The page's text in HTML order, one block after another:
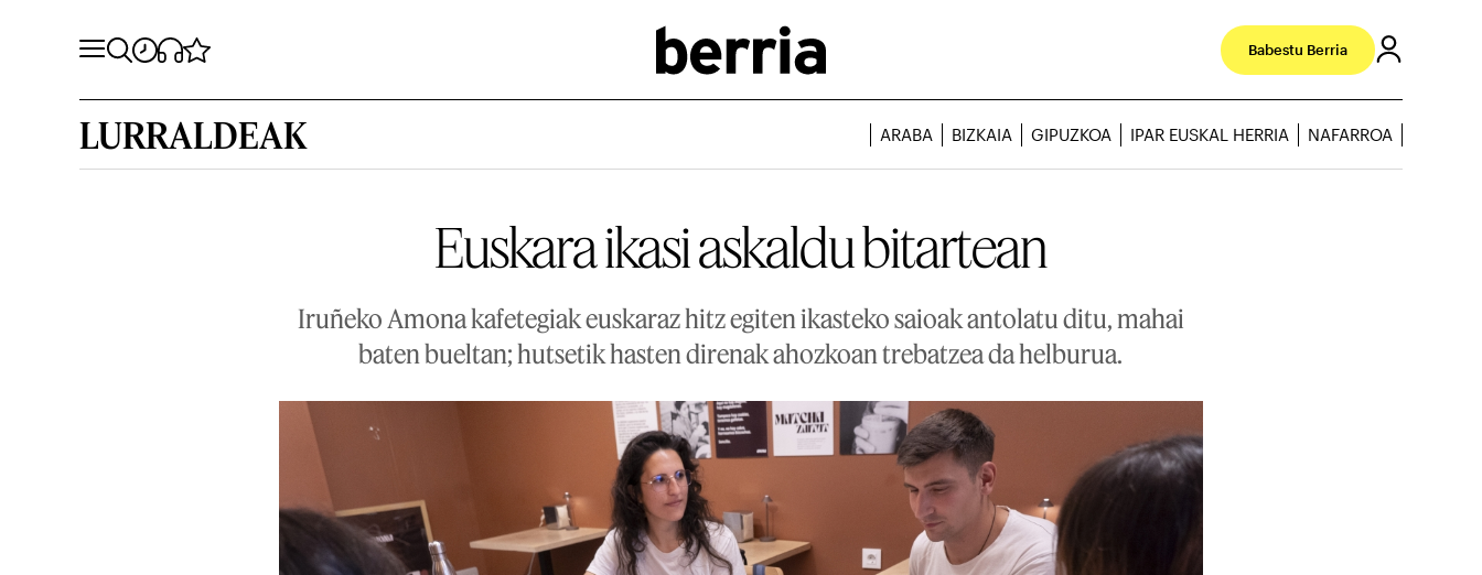
Babestu Berria
LURRALDEAK ARABA BIZKAIA GIPUZKOA IPAR EUSKAL HERRIA NAFARROA
Euskara ikasi askaldu bitartean
Iruñeko Amona kafetegiak euskaraz hitz egiten ikasteko saioak antolatu ditu, mahai
baten bueltan; hutsetik hasten direnak ahozkoan trebatzea da helburua.